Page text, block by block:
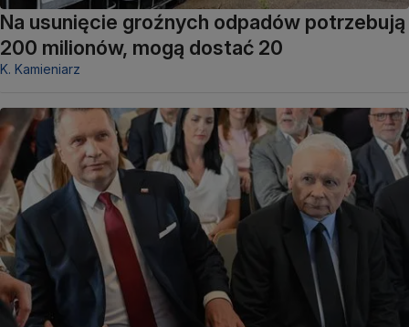
Na usunięcie groźnych odpadów potrzebują
200 milionów, mogą dostać 20
K. Kamieniarz